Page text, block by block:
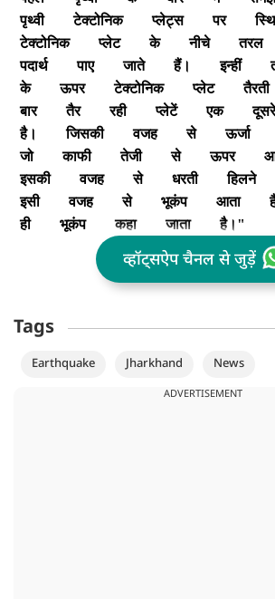
पृथ्वी
टेक्टोनिक प्लेट्स पर
टेक्टोनिक
प्लेट के नीचे तरल
पदार्थ
पाए जाते हैं। इन्हीं
के
ऊपर टेक्टोनिक प्लेट तैरती
बार
तैर रही प्लेटें एक दूसरे
है।
जिसकी वजह से ऊर्जा
जो
काफी तेजी से ऊपर
इसकी
वजह से धरती हिलने
इसी
वजह से भूकंप आता
ही
भूकंप कहा जाता है।"
व्हॉट्सऐप चैनल से जुड़ें
Tags
Earthquake Jharkhand News
ADVERTISEMENT